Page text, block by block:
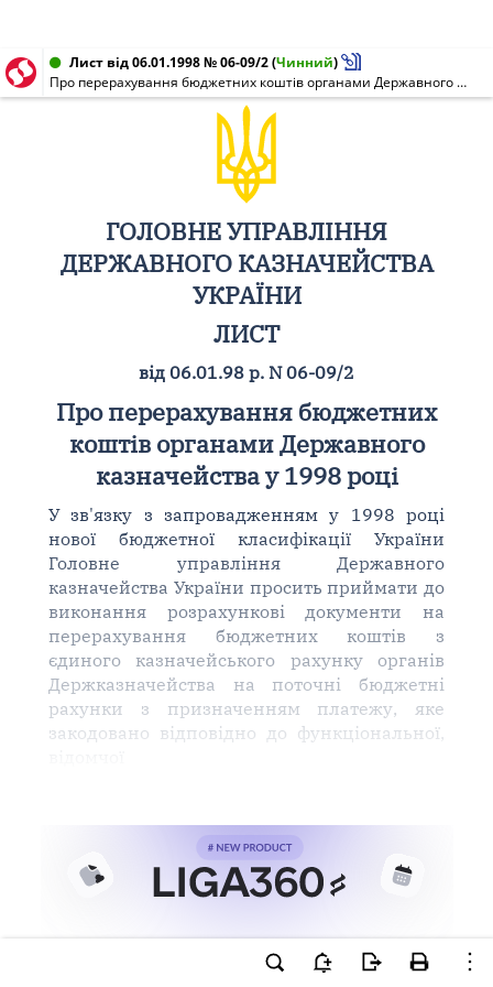
Лист від 06.01.1998 № 06-09/2(Чинний)
Про перерахування бюджетних коштiв органами Державного казначейства у 1998 роцi
ГОЛОВНЕ УПРАВЛІННЯ
ДЕРЖАВНОГО КАЗНАЧЕЙСТВА
УКРАЇНИ
ЛИСТ
від 06.01.98 р. N 06-09/2
Про перерахування бюджетних
коштів органами Державного
казначейства у 1998 році
У зв'язку з запровадженням у 1998 році
нової бюджетної класифікації України
Головне управління Державного
казначейства України просить приймати до
виконання розрахункові документи на
перерахування бюджетних коштів з
єдиного казначейського рахунку органів
Держказначейства на поточні бюджетні
рахунки з призначенням платежу, яке
закодовано відповідно до функціональної,